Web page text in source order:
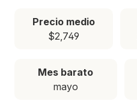
Precio medio
$2,749
Mes barato
mayo